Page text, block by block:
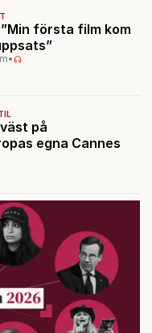
första film kom
•
på
egna Cannes